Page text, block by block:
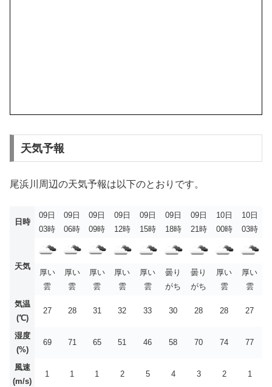
天気予報
尾浜川周辺の天気予報は以下のとおりです。
日時
09日
03時
09日
06時
09日
09時
09日
12時
09日
15時
09日
18時
09日
21時
10日
00時
10日
03時
天気
厚い
雲
厚い
雲
厚い
雲
厚い
雲
厚い
雲
曇り
がち
曇り
がち
厚い
雲
厚い
雲
気温
(℃)
27 28 31 32 33 30 28 28 27
湿度
(%)
69 71 65 51 46 58 70 74 77
風速
(m/s)
1 1 1 2 5 4 3 2 1